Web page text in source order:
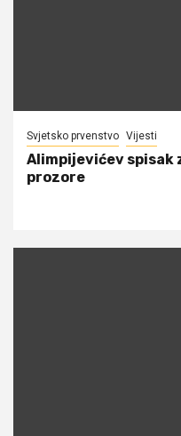
Svjetsko prvenstvo Vijesti
Alimpijevićev spisak
prozore